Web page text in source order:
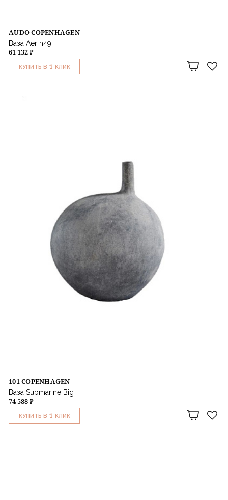
AUDO COPENHAGEN
Ваза Aer h49
61 132 ₽
КУПИТЬ В 1 КЛИК
101 COPENHAGEN
Ваза Submarine Big
74 588 ₽
КУПИТЬ В 1 КЛИК